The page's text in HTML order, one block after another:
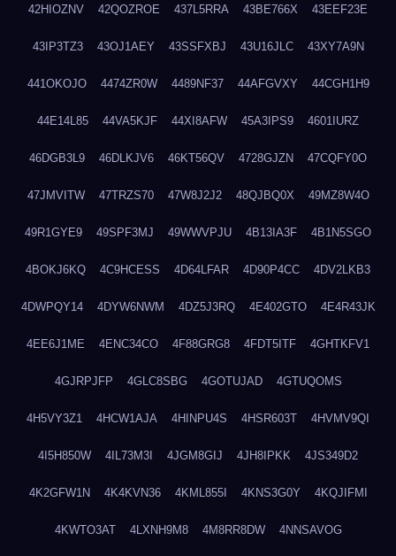
42HIOZNV 42QOZROE 437L5RRA 43BE766X 43EEF23E
43IP3TZ3 43OJ1AEY 43SSFXBJ 43U16JLC 43XY7A9N
441OKOJO 4474ZR0W 4489NF37 44AFGVXY 44CGH1H9
44E14L85 44VA5KJF 44XI8AFW 45A3IPS9 4601IURZ
46DGB3L9 46DLKJV6 46KT56QV 4728GJZN 47CQFY0O
47JMVITW 47TRZS70 47W8J2J2 48QJBQ0X 49MZ8W4O
49R1GYE9 49SPF3MJ 49WWVPJU 4B13IA3F 4B1N5SGO
4BOKJ6KQ 4C9HCESS 4D64LFAR 4D90P4CC 4DV2LKB3
4DWPQY14 4DYW6NWM 4DZ5J3RQ 4E402GTO 4E4R43JK
4EE6J1ME 4ENC34CO 4F88GRG8 4FDT5ITF 4GHTKFV1
4GJRPJFP 4GLC8SBG 4GOTUJAD 4GTUQOMS
4H5VY3Z1 4HCW1AJA 4HINPU4S 4HSR603T 4HVMV9QI
4I5H850W 4IL73M3I 4JGM8GIJ 4JH8IPKK 4JS349D2
4K2GFW1N 4K4KVN36 4KML855I 4KNS3G0Y 4KQJIFMI
4KWTO3AT 4LXNH9M8 4M8RR8DW 4NNSAVOG